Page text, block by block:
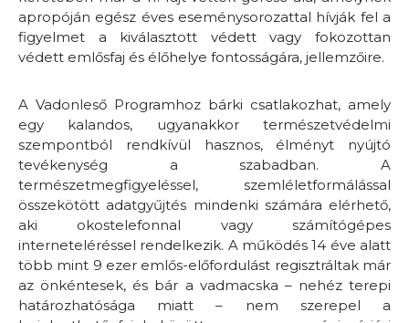
apropóján egész éves eseménysorozattal hívják fel a
figyelmet a kiválasztott védett vagy fokozottan
védett emlősfaj és élőhelye fontosságára, jellemzőire.
A Vadonleső Programhoz bárki csatlakozhat, amely
egy kalandos, ugyanakkor természetvédelmi
szempontból rendkívül hasznos, élményt nyújtó
tevékenység a szabadban. A
természetmegfigyeléssel, szemléletformálással
összekötött adatgyűjtés mindenki számára elérhető,
aki okostelefonnal vagy számítógépes
interneteléréssel rendelkezik. A működés 14 éve alatt
több mint 9 ezer emlős-előfordulást regisztráltak már
az önkéntesek, és bár a vadmacska – nehéz terepi
határozhatósága miatt – nem szerepel a